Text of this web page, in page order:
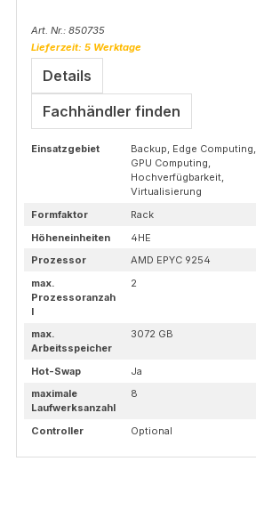
Art. Nr.: 850735
Lieferzeit: 5 Werktage
Details
Fachhändler finden
Einsatzgebiet
Backup, Edge Computing,
GPU Computing,
Hochverfügbarkeit,
Virtualisierung
Formfaktor
Rack
Höheneinheiten
4HE
Prozessor
AMD EPYC 9254
max.
Prozessoranzah
l
2
max.
Arbeitsspeicher
3072 GB
Hot-Swap
Ja
maximale
Laufwerksanzahl
8
Controller Optional